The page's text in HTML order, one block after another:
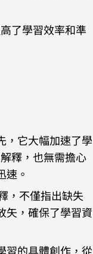
了學習效率和準
，它大幅加速了學
釋，也無需擔心
速。
，不僅指出缺失
矢，確保了學習資
習的具體創作，從